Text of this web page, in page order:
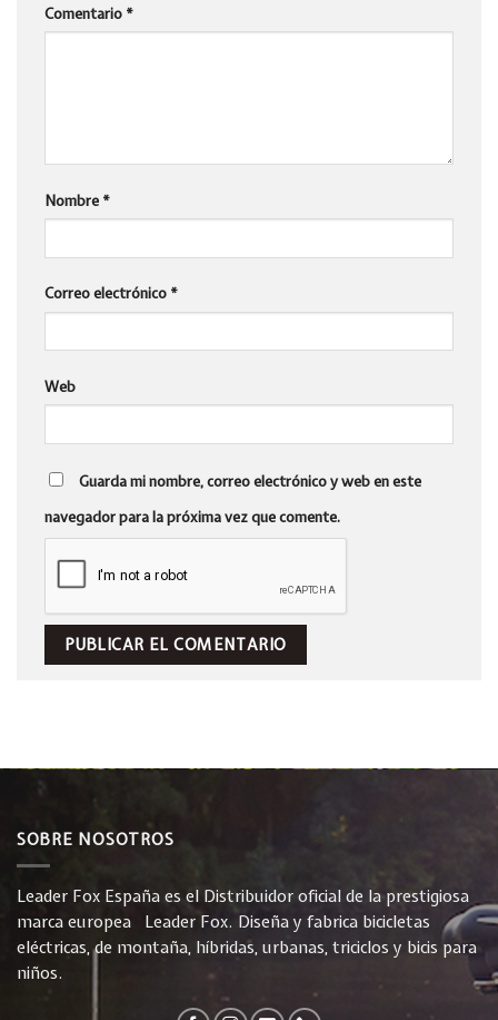
Comentario *
Nombre *
Correo electrónico *
Web
Guarda mi nombre, correo electrónico y web en este
navegador para la próxima vez que comente.
SOBRE NOSOTROS
Leader Fox España es el Distribuidor oficial de la prestigiosa
marca europea Leader Fox. Diseña y fabrica bicicletas
eléctricas, de montaña, híbridas, urbanas, triciclos y bicis para
niños.